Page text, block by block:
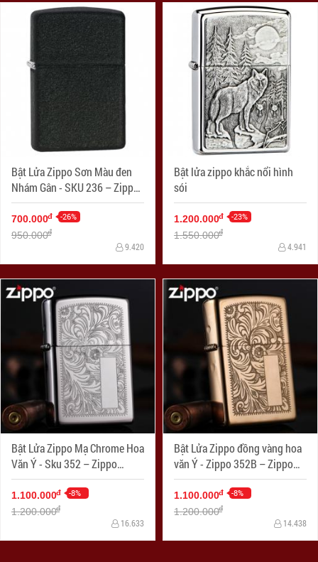
Bật Lửa Zippo Sơn Màu đen
Nhám Gân - SKU 236 – Zippo
Black Crackle
700.000đ -26%
950.000đ
9.420
Bật lửa zippo khắc nổi hình
sói
1.200.000đ -23%
1.550.000đ
4.941
Bật Lửa Zippo Mạ Chrome Hoa
Văn Ý - Sku 352 – Zippo
Venetian Chrome
1.100.000đ -8%
1.200.000đ
16.633
Bật Lửa Zippo đồng vàng hoa
văn Ý - Zippo 352B – Zippo
Venetian Brass
1.100.000đ -8%
1.200.000đ
14.438